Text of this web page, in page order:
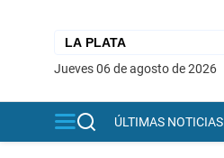
jueves 06 de agosto de 2026
ÚLTIMAS NOTICIAS